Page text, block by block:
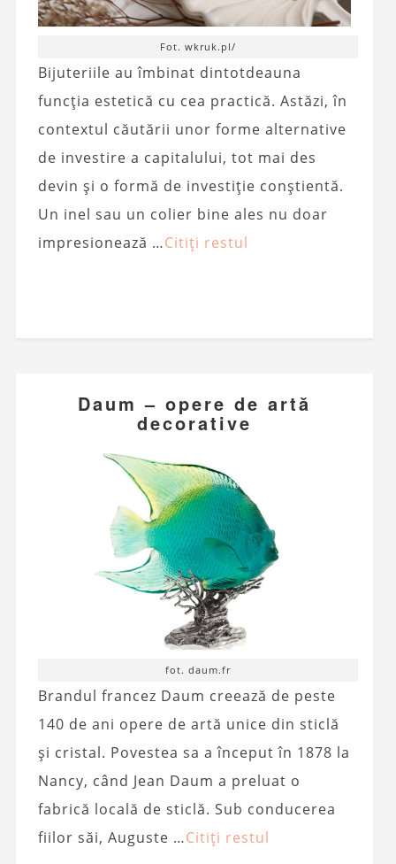
Fot. wkruk.pl/
Bijuteriile au îmbinat dintotdeauna
funcția estetică cu cea practică. Astăzi, în
contextul căutării unor forme alternative
de investire a capitalului, tot mai des
devin și o formă de investiție conștientă.
Un inel sau un colier bine ales nu doar
impresionează …Citiți restul
Daum – opere de artă
decorative
fot. daum.fr
Brandul francez Daum creează de peste
140 de ani opere de artă unice din sticlă
și cristal. Povestea sa a început în 1878 la
Nancy, când Jean Daum a preluat o
fabrică locală de sticlă. Sub conducerea
fiilor săi, Auguste …Citiți restul